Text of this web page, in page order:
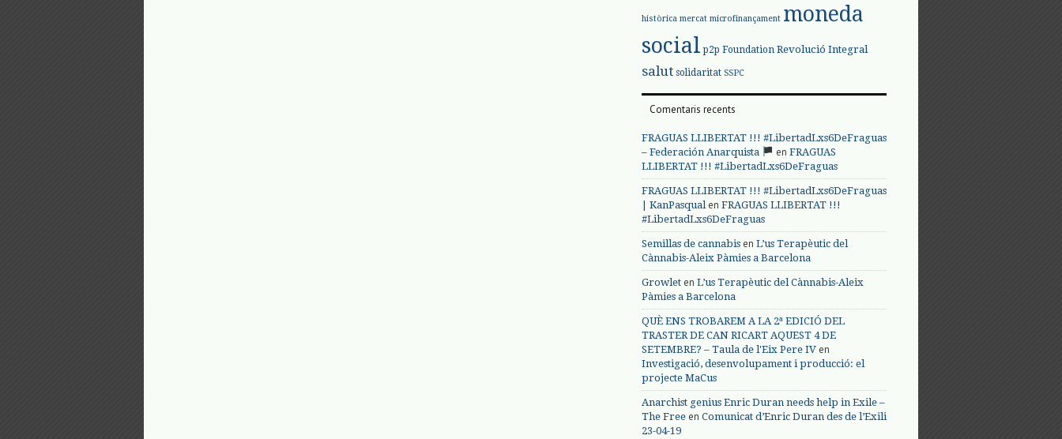
històrica mercat microfinançament moneda
social p2p Foundation Revolució Integral
salut solidaritat SSPC
Comentaris recents
FRAGUAS LLIBERTAT !!! #LibertadLxs6DeFraguas
– Federación Anarquista
en FRAGUAS
LLIBERTAT !!! #LibertadLxs6DeFraguas
FRAGUAS LLIBERTAT !!! #LibertadLxs6DeFraguas
| KanPasqualen FRAGUAS LLIBERTAT !!!
#LibertadLxs6DeFraguas
Semillas de cannabis en L’us Terapèutic del
Cànnabis-Aleix Pàmies a Barcelona
Growlet en L’us Terapèutic del Cànnabis-Aleix
Pàmies a Barcelona
QUÈ ENS TROBAREM A LA 2ª EDICIÓ DEL
TRASTER DE CAN RICART AQUEST 4 DE
SETEMBRE? – Taula de l'Eix Pere IV en
Investigació, desenvolupament i producció: el
projecte MaCus
Anarchist genius Enric Duran needs help in Exile –
The Free en Comunicat d’Enric Duran des de l’Exili
23-04-19